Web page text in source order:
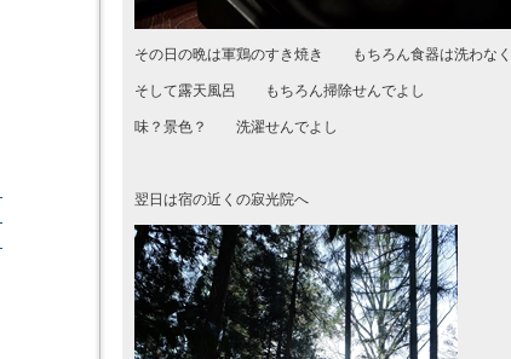
その日の晩は軍鶏のすき焼き もちろん食器は洗わなく
そして露天風呂 もちろん掃除せんでよし
味？景色？ 洗濯せんでよし
翌日は宿の近くの寂光院へ